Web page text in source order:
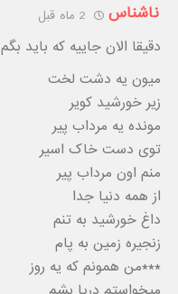
ناشناس
دقیقا الان جاییه که باید بگم
میون یه دشت لخت
زیر خورشید کویر
مونده یه مرداب پیر
توی دست خاک اسیر
منم اون مرداب پیر
از همه دنیا جدا
داغ خورشید به تنم
زنجیره زمین به پام
***من همونم که یه روز